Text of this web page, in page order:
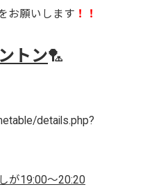
お願いします ！！
トン🏸
details.php?
が19:00～20:20